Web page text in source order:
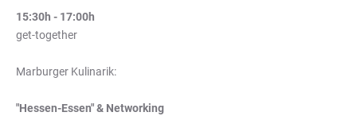
15:30h - 17:00h
get-together
Marburger Kulinarik:
"Hessen-Essen" & Networking